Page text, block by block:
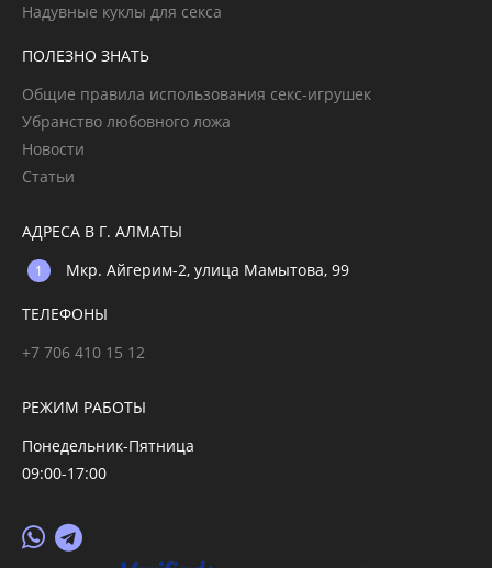
Надувные куклы для секса
ПОЛЕЗНО ЗНАТЬ
Общие правила использования секс-игрушек
Убранство любовного ложа
Новости
Статьи
АДРЕСА В Г. АЛМАТЫ
Мкр. Айгерим-2, улица Мамытова, 99
ТЕЛЕФОНЫ
+7 706 410 15 12
РЕЖИМ РАБОТЫ
Понедельник-Пятница
09:00-17:00